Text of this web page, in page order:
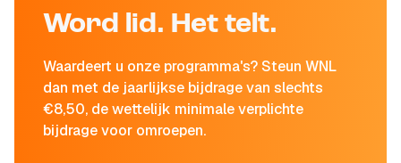
Word lid. Het telt.
Waardeert u onze programma's? Steun WNL
dan met de jaarlijkse bijdrage van slechts
€8,50, de wettelijk minimale verplichte
bijdrage voor omroepen.